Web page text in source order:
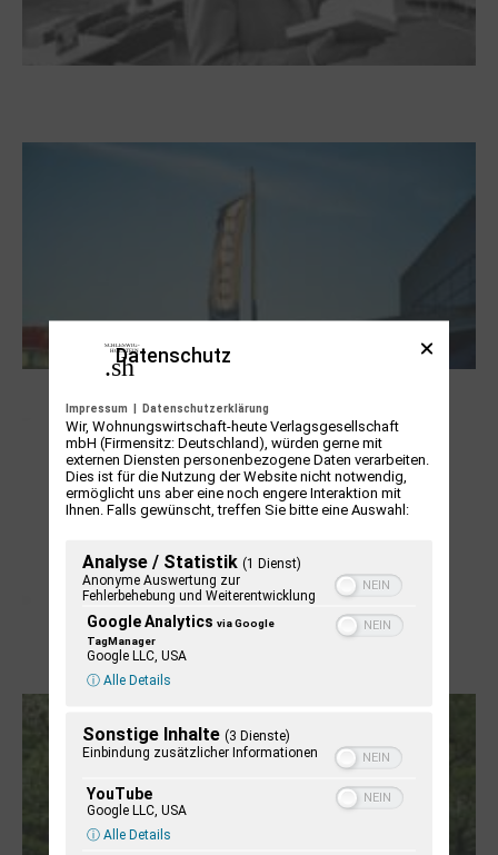
NUKLEUS Kiel
Letj fröögels
Datenschutz
Impressum | Datenschutzerklärung
Wir, Wohnungswirtschaft-heute Verlagsgesellschaft
mbH (Firmensitz: Deutschland), würden gerne mit
externen Diensten personenbezogene Daten verarbeiten.
Dies ist für die Nutzung der Website nicht notwendig,
ermöglicht uns aber eine noch engere Interaktion mit
Ihnen. Falls gewünscht, treffen Sie bitte eine Auswahl:
Analyse / Statistik (1 Dienst)
Anonyme Auswertung zur
Fehlerbehebung und Weiterentwicklung
Google Analytics via Google
TagManager
Google LLC, USA
ⓘ Alle Details
Sonstige Inhalte (3 Dienste)
Einbindung zusätzlicher Informationen
YouTube
Google LLC, USA
ⓘ Alle Details